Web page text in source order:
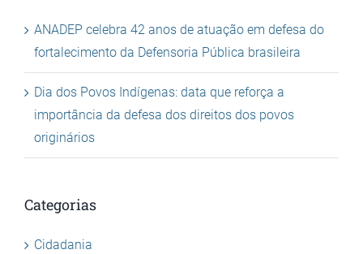
ANADEP celebra 42 anos de atuação em defesa do
fortalecimento da Defensoria Pública brasileira
Dia dos Povos Indígenas: data que reforça a
importância da defesa dos direitos dos povos
originários
Categorias
Cidadania